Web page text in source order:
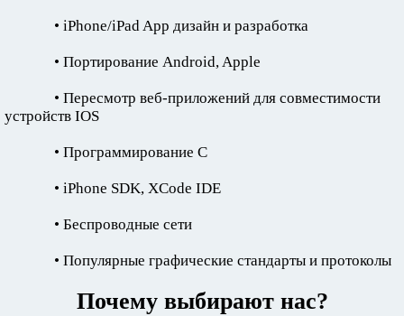
• iPhone/iPad App дизайн и разработка
• Портирование Android, Apple
• Пересмотр веб-приложений для совместимости
устройств IOS
• Программирование C
• iPhone SDK, XCode IDE
• Беспроводные сети
• Популярные графические стандарты и протоколы
Почему выбирают нас?